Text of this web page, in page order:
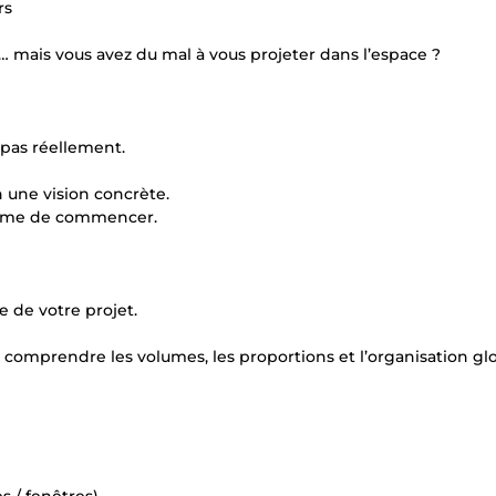
vous avez du mal à vous projeter dans l’espace ?
réellement.
vision concrète.
de commencer.
de votre projet.
les volumes, les proportions et l’organisation